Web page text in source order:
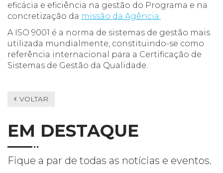
eficácia e eficiência na gestão do Programa e na
concretização da missão da Agência.
A ISO 9001 é a norma de sistemas de gestão mais
utilizada mundialmente, constituindo-se como
referência internacional para a Certificação de
Sistemas de Gestão da Qualidade.
VOLTAR
EM DESTAQUE
Fique a par de todas as notícias e eventos.